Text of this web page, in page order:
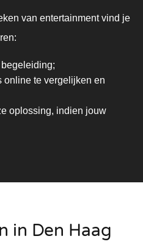
van entertainment vind je
online te vergelijken en
oplossing, indien jouw
in Den Haag